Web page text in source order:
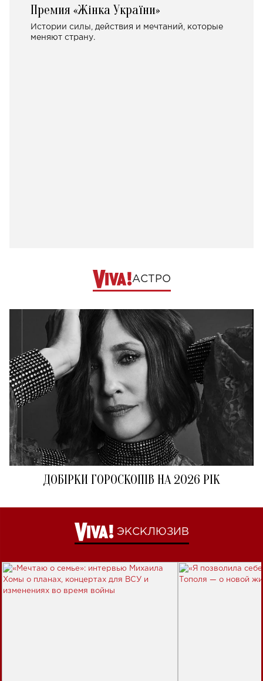
Премия «Жінка України»
Истории силы, действия и мечтаний, которые
меняют страну.
АСТРО
ДОБІРКИ ГОРОСКОПІВ НА 2026 РІК
ЭКСКЛЮЗИВ